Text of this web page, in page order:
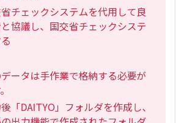
チェックシステムを代用して良
協議し、国交省チェックシステ
ータは手作業で格納する必要が
「DAITYO」フォルダを作成し、